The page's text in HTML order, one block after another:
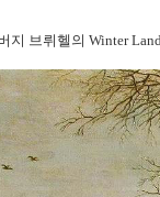
브뤼헬의 Winter